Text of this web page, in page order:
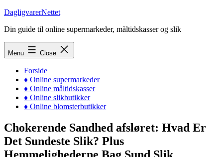
Skip
content
DagligvarerNettet
Din guide til online supermarkeder, måltidskasser og slik
Menu Close
Forside
♦ Online supermarkeder
♦ Online måltidskasser
♦ Online slikbutikker
♦ Online blomsterbutikker
Chokerende Sandhed afsløret: Hvad Er
Det Sundeste Slik? Plus